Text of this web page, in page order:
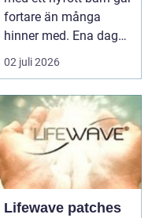
fortare än många
hinner med. Ena dagen
ryms hela foten i...
02 juli 2026
Lifewave patches